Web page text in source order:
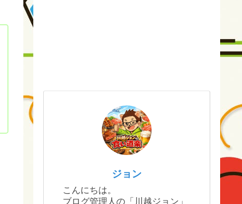
ジョン
こんにちは。
ブログ管理人の「川越ジョン」